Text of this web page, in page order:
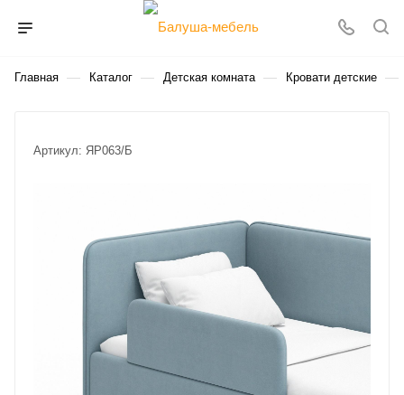
Главная — Каталог — Детская комната — Кровати детские —
Артикул: ЯР063/Б